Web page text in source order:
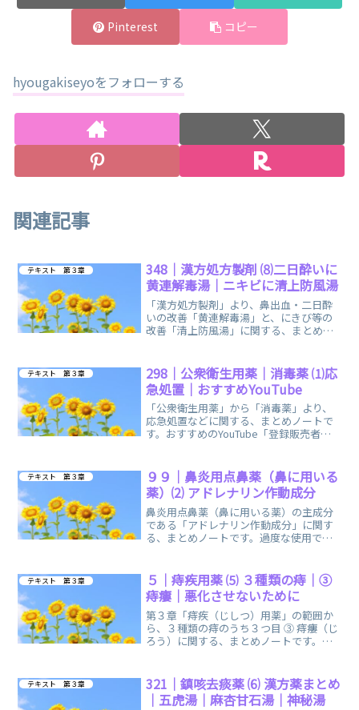
Pinterest コピー
hyougakiseyoをフォローする
関連記事
テキスト 第３章
348｜漢方処方製剤 ⑻二日酔いに
黄連解毒湯｜ニキビに清上防風湯
「漢方処方製剤」より、鼻出血・二日酔
いの改善「黄連解毒湯」と、にきび等の
改善「清上防風湯」に関する、まとめノ
テキスト 第３章
298｜公衆衛生用薬｜消毒薬 ⑴応
急処置｜おすすめYouTube
「公衆衛生用薬」から「消毒薬」より、
応急処置などに関する、まとめノートで
す。おすすめのYouTube「登録販売者ご
テキスト 第３章
９９｜鼻炎用点鼻薬（鼻に用いる
薬）⑵ アドレナリン作動成分
鼻炎用点鼻薬（鼻に用いる薬）の主成分
である「アドレナリン作動成分」に関す
る、まとめノートです。過度な使用で二
テキスト 第３章
５｜痔疾用薬 ⑸ ３種類の痔｜③
痔瘻｜悪化させないために
第３章「痔疾（じしつ）用薬」の範囲か
ら、３種類の痔のうち３つ目 ③ 痔瘻（じ
ろう）に関する、まとめノートです。ど
テキスト 第３章
321｜鎮咳去痰薬 ⑹ 漢方薬まとめ
｜五虎湯｜麻杏甘石湯｜神秘湯